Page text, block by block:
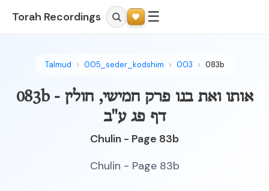
Torah Recordings ☰
Talmud 005_seder_kodshim 003 083b
083b - אותו ואת בנו פרק חמישי, חולין
דף פג ע"ב
Chulin - Page 83b
Chulin - Page 83b